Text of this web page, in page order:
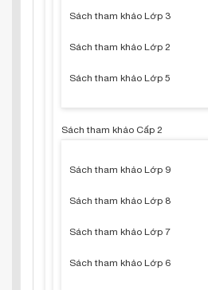
Sách tham khảo Lớp 3
Sách tham khảo Lớp 2
Sách tham khảo Lớp 5
Sách tham khảo Cấp 2
Sách tham khảo Lớp 9
Sách tham khảo Lớp 8
Sách tham khảo Lớp 7
Sách tham khảo Lớp 6